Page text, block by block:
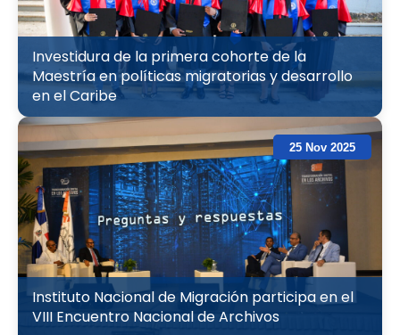
Investidura de la primera cohorte de la
Maestría en políticas migratorias y desarrollo
en el Caribe
25 Nov 2025
Instituto Nacional de Migración participa en el
VIII Encuentro Nacional de Archivos